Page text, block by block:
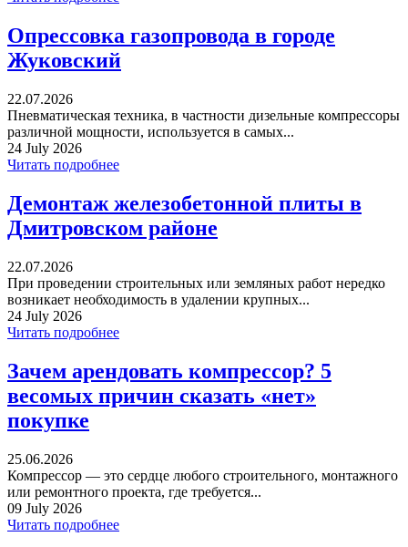
Опрессовка газопровода в городе
Жуковский
22.07.2026
Пневматическая техника, в частности дизельные компрессоры
различной мощности, используется в самых...
24 July 2026
Читать подробнее
Демонтаж железобетонной плиты в
Дмитровском районе
22.07.2026
При проведении строительных или земляных работ нередко
возникает необходимость в удалении крупных...
24 July 2026
Читать подробнее
Зачем арендовать компрессор? 5
весомых причин сказать «нет»
покупке
25.06.2026
Компрессор — это сердце любого строительного, монтажного
или ремонтного проекта, где требуется...
09 July 2026
Читать подробнее